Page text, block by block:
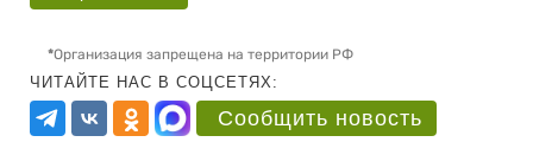
*Организация запрещена на территории РФ
ЧИТАЙТЕ НАС В СОЦСЕТЯХ:
Сообщить новость